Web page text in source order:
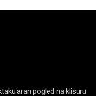
pogled na klisuru